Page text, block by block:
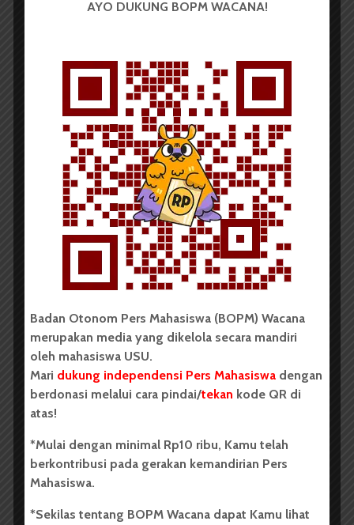
Rapor Akreditasi di USU
Redaksi
30 November 2014
Teknik Mesin Optimis
Dapatkan Akreditasi A
AYO DUKUNG BOPM WACANA!
Badan Otonom Pers Mahasiswa (BOPM) Wacana
merupakan media yang dikelola secara mandiri
oleh mahasiswa USU.
Mari dukung independensi Pers Mahasiswa dengan
berdonasi melalui cara pindai/tekan kode QR di
atas!
*Mulai dengan minimal Rp10 ribu, Kamu telah
berkontribusi pada gerakan kemandirian Pers
Mahasiswa.
*Sekilas tentang BOPM Wacana dapat Kamu lihat